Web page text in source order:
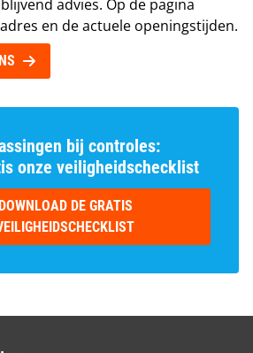
advies. Op de pagina
en de actuele openingstijden.
bij controles:
onze veiligheidschecklist
DOWNLOAD DE GRATIS